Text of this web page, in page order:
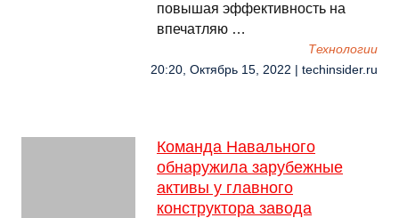
повышая эффективность на
впечатляю …
Технологии
20:20, Октябрь 15, 2022 | techinsider.ru
Команда Навального
обнаружила зарубежные
активы у главного
конструктора завода